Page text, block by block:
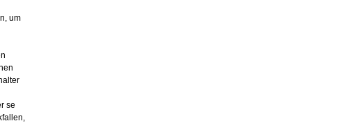
um
se